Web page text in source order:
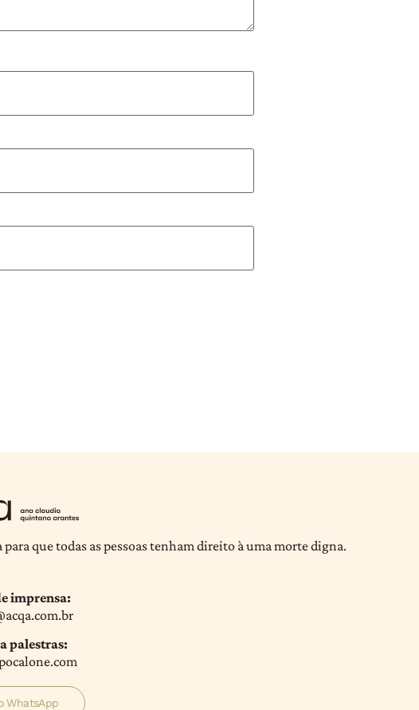
que todas as pessoas tenham direito à uma morte digna.
imprensa:
palestras:
WhatsApp